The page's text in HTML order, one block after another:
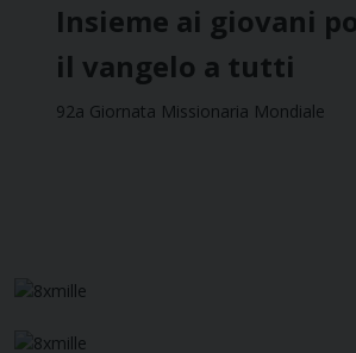
Insieme ai giovani
il vangelo a tutti
92a Giornata Missionaria Mondiale